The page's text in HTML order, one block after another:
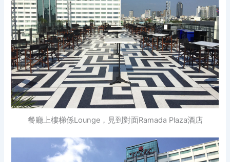
餐廳上樓梯係Lounge，見到對面Ramada Plaza酒店